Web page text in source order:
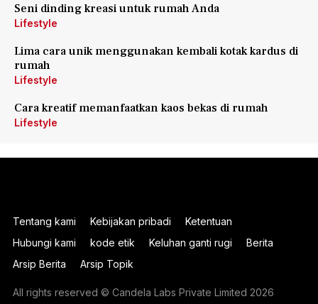
Seni dinding kreasi untuk rumah Anda
Lifestyle
Lima cara unik menggunakan kembali kotak kardus di
rumah
Lifestyle
Cara kreatif memanfaatkan kaos bekas di rumah
Lifestyle
Tentang kami Kebijakan pribadi
Ketentuan
Hubungi kami
kode etik Keluhan ganti rugi
Berita
Arsip Berita
Arsip Topik
All rights reserved © Candela Labs Private Limited 2026